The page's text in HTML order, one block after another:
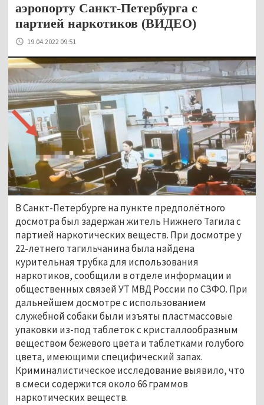
аэропорту Санкт-Петербурга с
партией наркотиков (ВИДЕО)
19.04.2022 09:51
В Санкт-Петербурге на пункте предполётного
досмотра был задержан житель Нижнего Тагила с
партией наркотических веществ. При досмотре у
22-летнего тагильчанина была найдена
курительная трубка для использования
наркотиков, сообщили в отделе информации и
общественных связей УТ МВД России по СЗФО. При
дальнейшем досмотре с использованием
служебной собаки были изъяты пластмассовые
упаковки из-под таблеток с кристаллообразным
веществом бежевого цвета и таблетками голубого
цвета, имеющими специфический запах.
Криминалистическое исследование выявило, что
в смеси содержится около 66 граммов
наркотических веществ.